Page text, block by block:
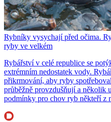
Rybníky vysychají před očima.
ryby ve velkém
Rybářství v celé republice se
extrémním nedostatek vody.
přikrmování, aby ryby
průběžně provzdušňují a několik
podmínky pro chov ryb někteří z